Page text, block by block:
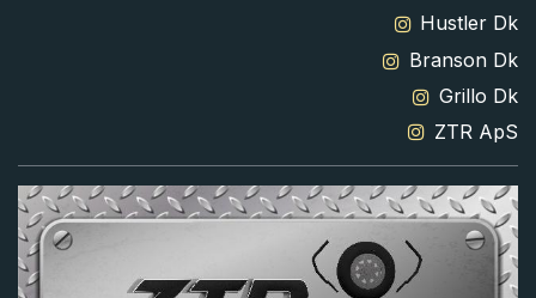
Hustler Dk
Branson Dk
Grillo Dk
ZTR ApS